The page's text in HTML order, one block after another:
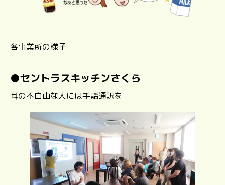
各事業所の様子
●セントラスキッチンさくら
耳の不自由な人には手話通訳を